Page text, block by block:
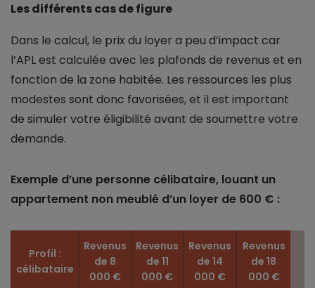
Les différents cas de figure
Dans le calcul, le prix du loyer a peu d’impact car
l’APL est calculée avec les plafonds de revenus et en
fonction de la zone habitée. Les ressources les plus
modestes sont donc favorisées, et il est important
de simuler votre éligibilité avant de soumettre votre
demande.
Exemple d’une personne célibataire, louant un
appartement non meublé d’un loyer de 600 € :
Profil :
célibataire
Revenus
de 8
000 €
Revenus
de 11
000 €
Revenus
de 14
000 €
Revenus
de 18
000 €